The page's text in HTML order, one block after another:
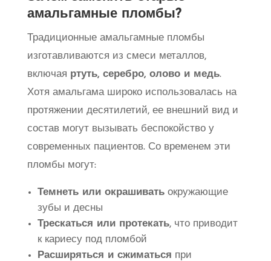
амальгамные пломбы?
Традиционные амальгамные пломбы
изготавливаются из смеси металлов,
включая ртуть, серебро, олово и медь.
Хотя амальгама широко использовалась на
протяжении десятилетий, ее внешний вид и
состав могут вызывать беспокойство у
современных пациентов. Со временем эти
пломбы могут:
Темнеть или окрашиватьокружающие
зубы и десны
Трескаться или протекать, что приводит
к кариесу под пломбой
Расширяться и сжиматься при